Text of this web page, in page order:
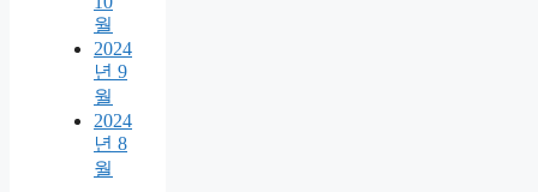
월
2024
년 9
월
2024
년 8
월